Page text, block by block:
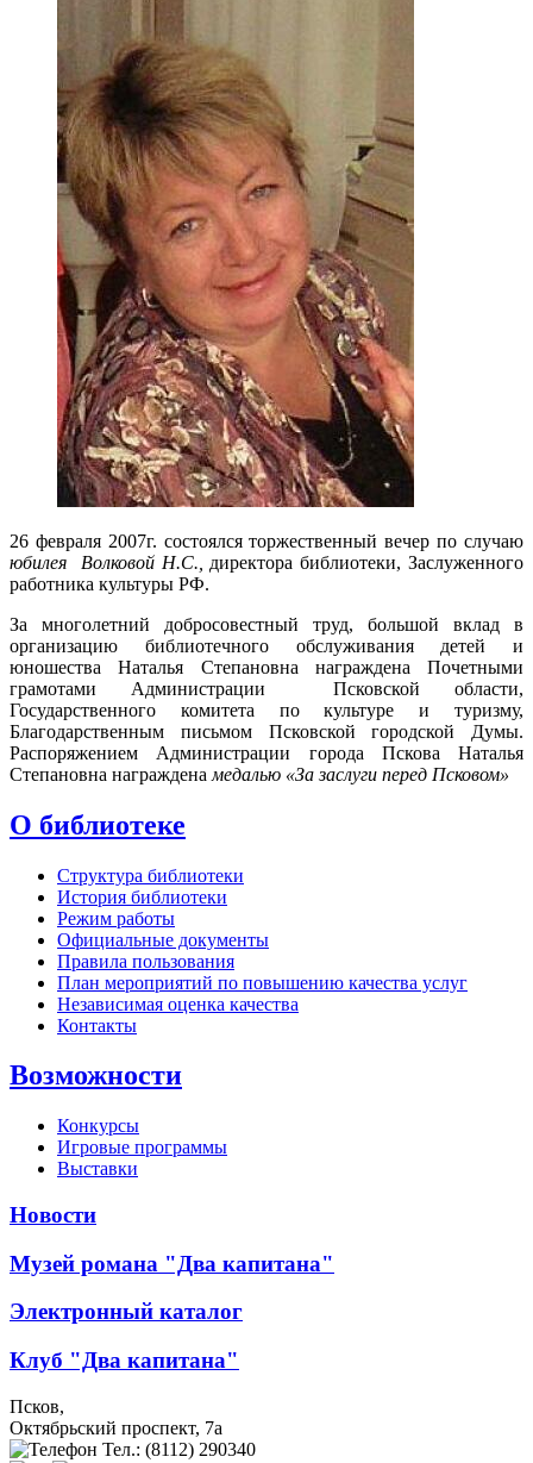
26 февраля 2007г. состоялся торжественный вечер по случаю
юбилея Волковой Н.С.,
директора библиотеки, Заслуженного
работника культуры РФ.
За многолетний добросовестный труд, большой вклад в
организацию библиотечного обслуживания детей и
юношества Наталья Степановна награждена Почетными
грамотами Администрации Псковской области,
Государственного комитета по культуре и туризму,
Благодарственным письмом Псковской городской Думы.
Распоряжением Администрации города Пскова Наталья
Степановна награждена медалью «За заслуги перед Псковом»
О библиотеке
Структура библиотеки
История библиотеки
Режим работы
Официальные документы
Правила пользования
План мероприятий по повышению качества услуг
Независимая оценка качества
Контакты
Возможности
Конкурсы
Игровые программы
Выставки
Новости
Музей романа "Два капитана"
Электронный каталог
Клуб "Два капитана"
Псков,
Октябрьский проспект, 7a
Тел.: (8112) 290340